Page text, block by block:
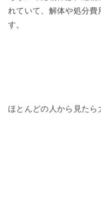
れていて、解体や処分費
す。
ほとんどの人から見たら